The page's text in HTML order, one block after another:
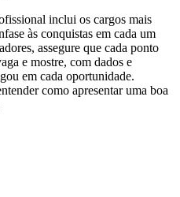
inclui os cargos mais
às conquistas em cada um
assegure que cada ponto
e mostre, com dados e
em cada oportunidade.
como apresentar uma boa